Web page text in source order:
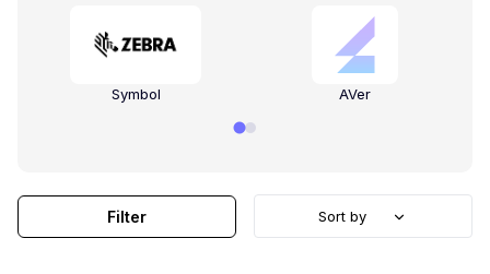
Symbol AVer
Filter Sort by